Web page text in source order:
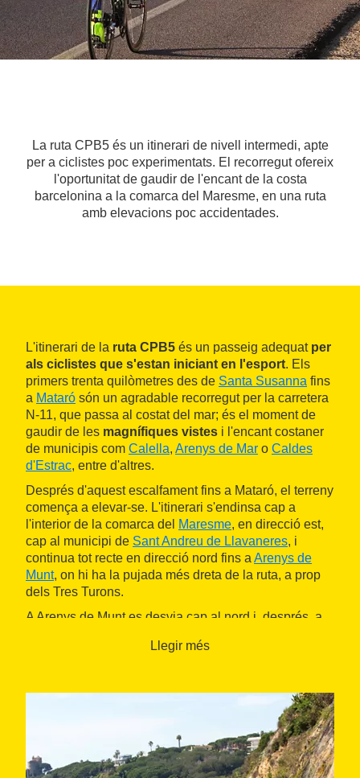
La ruta CPB5 és un itinerari de nivell intermedi, apte
per a ciclistes poc experimentats. El recorregut ofereix
l'oportunitat de gaudir de l'encant de la costa
barcelonina a la comarca del Maresme, en una ruta
amb elevacions poc accidentades.
L'itinerari de la ruta CPB5 és un passeig adequat per
als ciclistes que s'estan iniciant en l'esport. Els
primers trenta quilòmetres des de Santa Susanna fins
a Mataró són un agradable recorregut per la carretera
N-11, que passa al costat del mar; és el moment de
gaudir de les magnífiques vistes i l'encant costaner
de municipis com Calella, Arenys de Mar o Caldes
d'Estrac, entre d'altres.
Després d'aquest escalfament fins a Mataró, el terreny
comença a elevar-se. L'itinerari s'endinsa cap a
l'interior de la comarca del Maresme, en direcció est,
cap al municipi de Sant Andreu de Llavaneres, i
continua tot recte en direcció nord fins a Arenys de
Munt, on hi ha la pujada més dreta de la ruta, a prop
dels Tres Turons.
A Arenys de Munt es desvia cap al nord i, després, a
Continua la baixada fins a arribar a la
Llegir més